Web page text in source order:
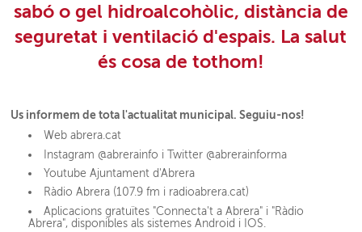
sabó o gel hidroalcohòlic, distància de
seguretat i ventilació d'espais. La salut
és cosa de tothom!
Us informem de tota l'actualitat municipal. Seguiu-nos!
Web abrera.cat
Instagram @abrerainfo i Twitter @abrerainforma
Youtube Ajuntament d'Abrera
Ràdio Abrera (107.9 fm i radioabrera.cat)
Aplicacions gratuïtes "Connecta't a Abrera" i "Ràdio
Abrera", disponibles als sistemes Android i IOS.